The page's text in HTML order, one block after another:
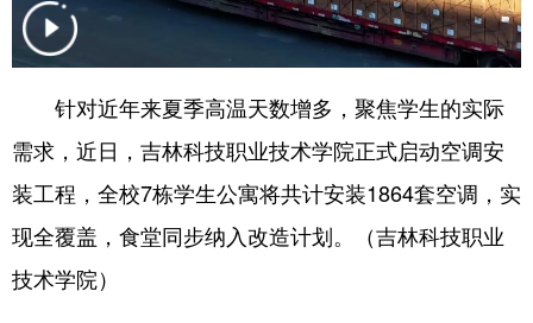
学术中国 银龄 溯源中国
彩票 娱乐 时尚 悦读
公益 一带一路 亚太网 上市公司
文化产业
针对近年来夏季高温天数增多，聚焦学生的实际
需求，近日，吉林科技职业技术学院正式启动空调安
装工程，全校7栋学生公寓将共计安装1864套空调，实
现全覆盖，食堂同步纳入改造计划。（吉林科技职业
技术学院）